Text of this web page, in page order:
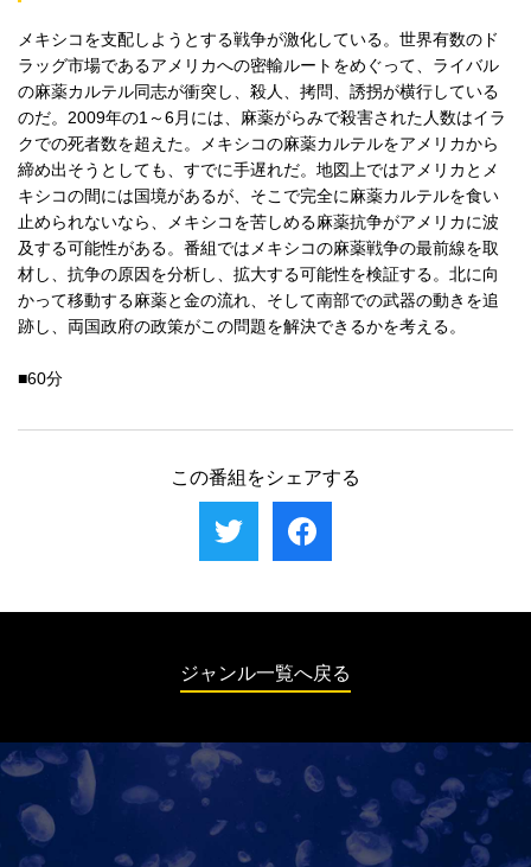
メキシコを支配しようとする戦争が激化している。世界有数のド
ラッグ市場であるアメリカへの密輸ルートをめぐって、ライバル
の麻薬カルテル同志が衝突し、殺人、拷問、誘拐が横行している
のだ。2009年の1～6月には、麻薬がらみで殺害された人数はイラ
クでの死者数を超えた。メキシコの麻薬カルテルをアメリカから
締め出そうとしても、すでに手遅れだ。地図上ではアメリカとメ
キシコの間には国境があるが、そこで完全に麻薬カルテルを食い
止められないなら、メキシコを苦しめる麻薬抗争がアメリカに波
及する可能性がある。番組ではメキシコの麻薬戦争の最前線を取
材し、抗争の原因を分析し、拡大する可能性を検証する。北に向
かって移動する麻薬と金の流れ、そして南部での武器の動きを追
跡し、両国政府の政策がこの問題を解決できるかを考える。
■60分
この番組をシェアする
ジャンル一覧へ戻る